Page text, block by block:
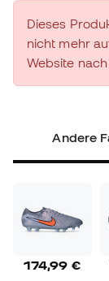
Dieses
nicht mehr
Website
Andere
174,99 €